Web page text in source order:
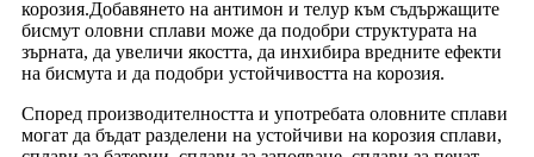
корозия.Добавянето на антимон и телур към съдържащите
бисмут оловни сплави може да подобри структурата на
зърната, да увеличи якостта, да инхибира вредните ефекти
на бисмута и да подобри устойчивостта на корозия.
Според производителността и употребата оловните сплави
могат да бъдат разделени на устойчиви на корозия сплави,